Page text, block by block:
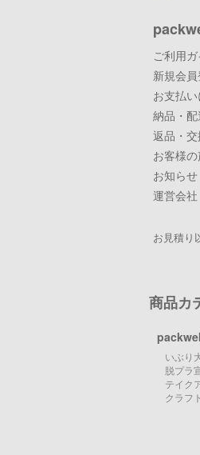
ご利用ガ
新規会
お支払
納品・
返品・
お客様
お知らせ
運営会社
お見積り
商品カ
いぶり
脱プラ
テイク
クラフ